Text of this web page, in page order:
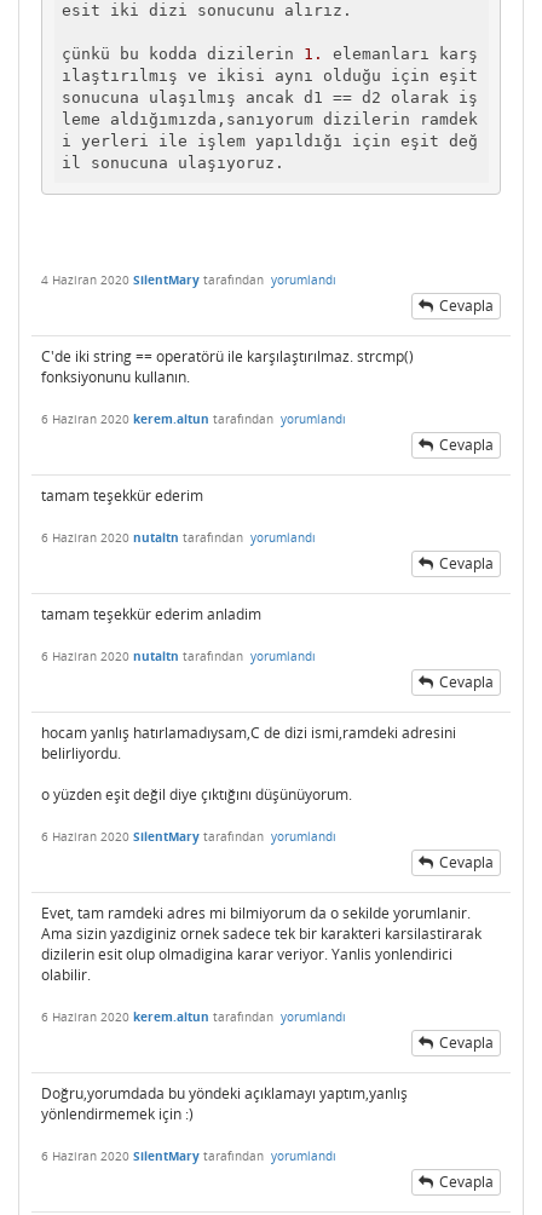
esit iki dizi sonucunu alırız.
çünkü bu kodda dizilerin 1.
elemanları karş
ılaştırılmış ve ikisi aynı olduğu için eşit
sonucuna ulaşılmış ancak d1 == d2 olarak iş
leme aldığımızda,sanıyorum dizilerin ramdek
i yerleri ile işlem yapıldığı için eşit değ
il sonucuna ulaşıyoruz.
4 Haziran 2020 SilentMary tarafından yorumlandı
Cevapla
C'de iki string == operatörü ile karşılaştırılmaz. strcmp()
fonksiyonunu kullanın.
6 Haziran 2020 kerem.altun tarafından yorumlandı
Cevapla
tamam teşekkür ederim
6 Haziran 2020 nutaltn tarafından yorumlandı
Cevapla
tamam teşekkür ederim anladim
6 Haziran 2020 nutaltn tarafından yorumlandı
Cevapla
hocam yanlış hatırlamadıysam,C de dizi ismi,ramdeki adresini
belirliyordu.
o yüzden eşit değil diye çıktığını düşünüyorum.
6 Haziran 2020 SilentMary tarafından yorumlandı
Cevapla
Evet, tam ramdeki adres mi bilmiyorum da o sekilde yorumlanir.
Ama sizin yazdiginiz ornek sadece tek bir karakteri karsilastirarak
dizilerin esit olup olmadigina karar veriyor. Yanlis yonlendirici
olabilir.
6 Haziran 2020 kerem.altun tarafından yorumlandı
Cevapla
Doğru,yorumdada bu yöndeki açıklamayı yaptım,yanlış
yönlendirmemek için :)
6 Haziran 2020 SilentMary tarafından yorumlandı
Cevapla